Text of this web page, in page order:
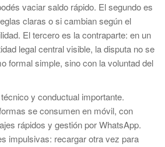
vaciar saldo rápido. El segundo es
claras o si cambian según el
El tercero es la contraparte: en un
legal central visible, la disputa no se
formal simple, sino con la voluntad del
y conductual importante.
se consumen en móvil, con
rápidos y gestión por WhatsApp.
impulsivas: recargar otra vez para